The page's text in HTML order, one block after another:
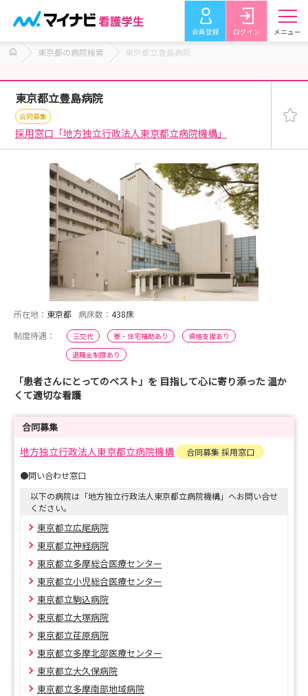
会員登録 ログイン メニュー
東京都の病院検索 東京都立豊島病院
東京都立豊島病院
合同募集
採用窓口「地方独立行政法人東京都立病院機構」
所在地： 東京都 病床数： 438床
制度待遇：
三交代 寮・住宅補助あり
資格支援あり
退職金制度あり
「患者さんにとってのベスト」を 目指して心に寄り添った 温か
くて適切な看護
合同募集
地方独立行政法人東京都立病院機構
合同募集 採用窓口
●問い合わせ窓口
以下の病院は「地方独立行政法人東京都立病院機構」へお問い合せ
ください。
東京都立広尾病院
東京都立神経病院
東京都立多摩総合医療センター
東京都立小児総合医療センター
東京都立駒込病院
東京都立大塚病院
東京都立荏原病院
東京都立多摩北部医療センター
東京都立大久保病院
東京都立多摩南部地域病院